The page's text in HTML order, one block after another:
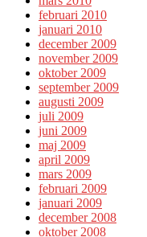
februari 2010
januari 2010
december 2009
november 2009
oktober 2009
september 2009
augusti 2009
juli 2009
juni 2009
maj 2009
april 2009
mars 2009
februari 2009
januari 2009
december 2008
oktober 2008